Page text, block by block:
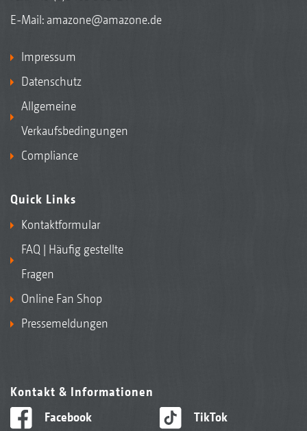
E-Mail: amazone@amazone.de
Impressum
Datenschutz
Allgemeine
Verkaufsbedingungen
Compliance
Quick Links
Kontaktformular
FAQ | Häufig gestellte
Fragen
Online Fan Shop
Pressemeldungen
Kontakt & Informationen
Facebook
TikTok